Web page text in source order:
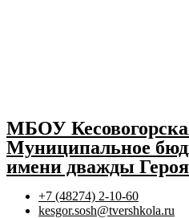
МБОУ
Муниципальное
имени дважды
+7 (48274) 2-10-60
kesgor.sosh@tvershkola.ru